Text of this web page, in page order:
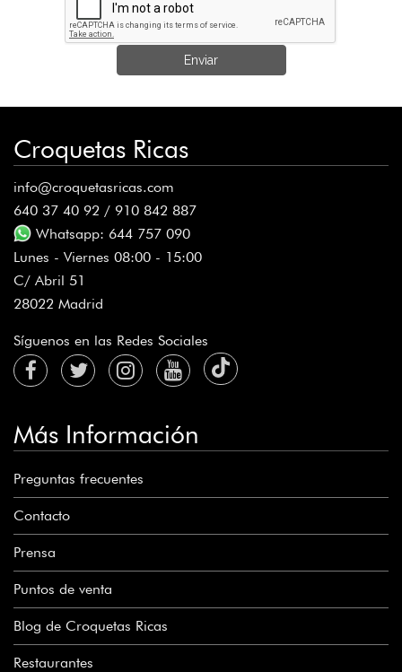
Enviar
Croquetas Ricas
info@croquetasricas.com
640 37 40 92 / 910 842 887
Whatsapp: 644 757 090
Lunes - Viernes 08:00 - 15:00
C/ Abril 51
28022 Madrid
Síguenos en las Redes Sociales
Más Información
Preguntas frecuentes
Contacto
Prensa
Puntos de venta
Blog de Croquetas Ricas
Restaurantes